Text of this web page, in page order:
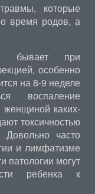
которые
время родов, а
бывает при
особенно
на 8-9 неделе
воспаление
каких-
токсичностью
часто
и лимфатизме
патологии могут
ребенка к